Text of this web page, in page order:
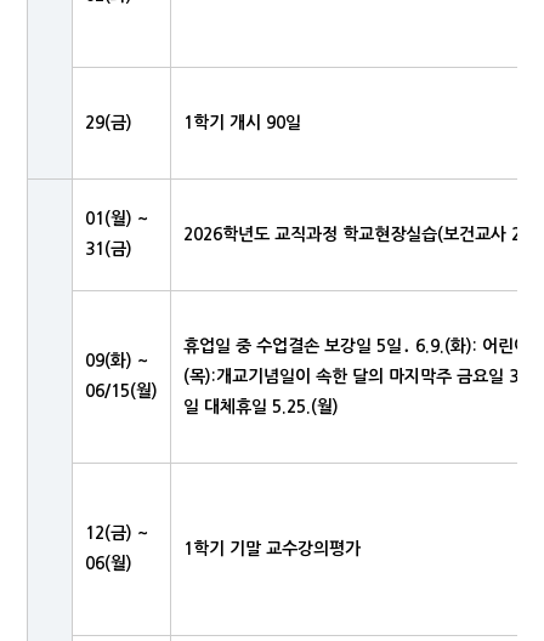
29(금) 1학기 개시 90일
01(월) ~
31(금)
2026학년도 교직과정 학교현장실습(보건교사 2급)
09(화) ~
06/15(월)
휴업일 중 수업결손 보강일 5일․ 6.9.(화): 어린
(목):개교기념일이 속한 달의 마지막주 금요일
일 대체휴일 5.25.(월)
12(금) ~
06(월)
1학기 기말 교수강의평가